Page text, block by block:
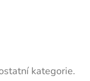
kategorie.